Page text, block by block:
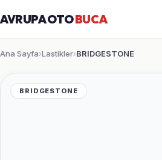
AVRUPA OTOBUCA
Ana Sayfa›Lastikler›BRIDGESTONE
BRIDGESTONE